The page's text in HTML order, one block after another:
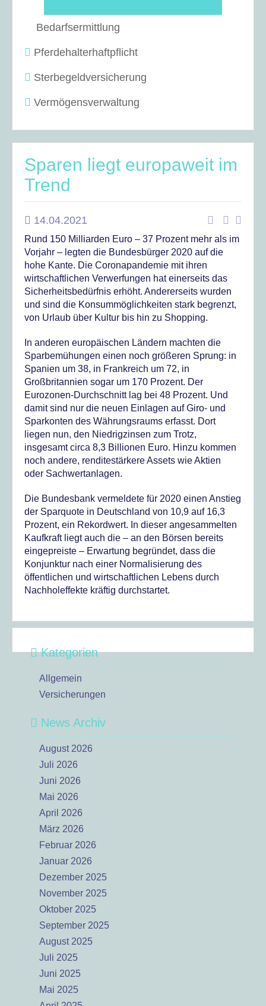
Bedarfsermittlung
Pferdehalterhaftpflicht
Sterbegeldversicherung
Vermögensverwaltung
Sparen liegt europaweit im
Trend
14.04.2021
Rund 150 Milliarden Euro – 37 Prozent mehr als im
Vorjahr – legten die Bundesbürger 2020 auf die
hohe Kante. Die Coronapandemie mit ihren
wirtschaftlichen Verwerfungen hat einerseits das
Sicherheitsbedürfnis erhöht. Andererseits wurden
und sind die Konsummöglichkeiten stark begrenzt,
von Urlaub über Kultur bis hin zu Shopping.
In anderen europäischen Ländern machten die
Sparbemühungen einen noch größeren Sprung: in
Spanien um 38, in Frankreich um 72, in
Großbritannien sogar um 170 Prozent. Der
Eurozonen-Durchschnitt lag bei 48 Prozent. Und
damit sind nur die neuen Einlagen auf Giro- und
Sparkonten des Währungsraums erfasst. Dort
liegen nun, den Niedrigzinsen zum Trotz,
insgesamt circa 8,3 Billionen Euro. Hinzu kommen
noch andere, renditestärkere Assets wie Aktien
oder Sachwertanlagen.
Die Bundesbank vermeldete für 2020 einen Anstieg
der Sparquote in Deutschland von 10,9 auf 16,3
Prozent, ein Rekordwert. In dieser angesammelten
Kaufkraft liegt auch die – an den Börsen bereits
eingepreiste – Erwartung begründet, dass die
Konjunktur nach einer Normalisierung des
öffentlichen und wirtschaftlichen Lebens durch
Nachholeffekte kräftig durchstartet.
Kategorien
Allgemein
Versicherungen
News Archiv
August 2026
Juli 2026
Juni 2026
Mai 2026
April 2026
März 2026
Februar 2026
Januar 2026
Dezember 2025
November 2025
Oktober 2025
September 2025
August 2025
Juli 2025
Juni 2025
Mai 2025